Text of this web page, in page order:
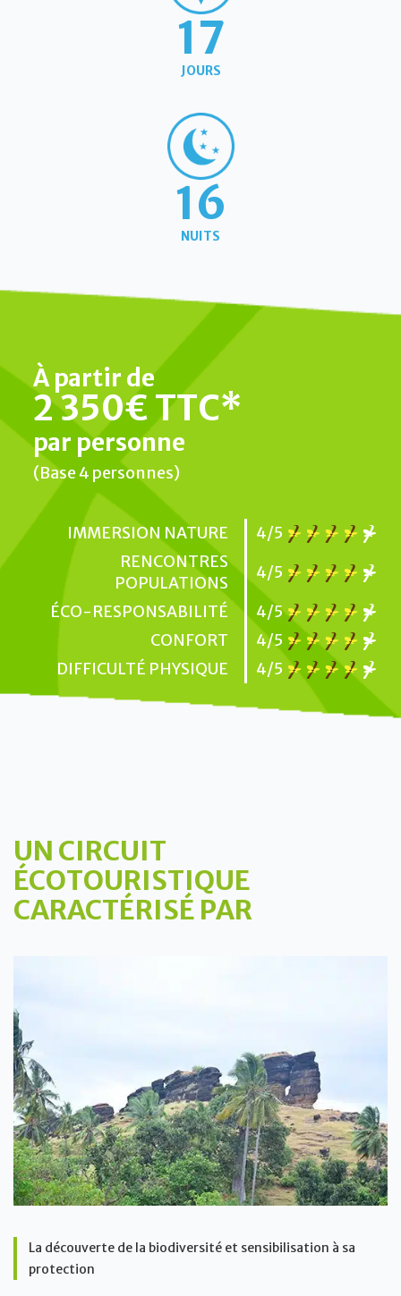
17
JOURS
16
NUITS
À partir de
2 350€ TTC*
par personne
(Base 4 personnes)
IMMERSION NATURE
4/5
RENCONTRES
POPULATIONS
4/5
ÉCO-RESPONSABILITÉ
4/5
CONFORT
4/5
DIFFICULTÉ PHYSIQUE
4/5
UN CIRCUIT
ÉCOTOURISTIQUE
CARACTÉRISÉ PAR
La découverte de la biodiversité et sensibilisation à sa
protection